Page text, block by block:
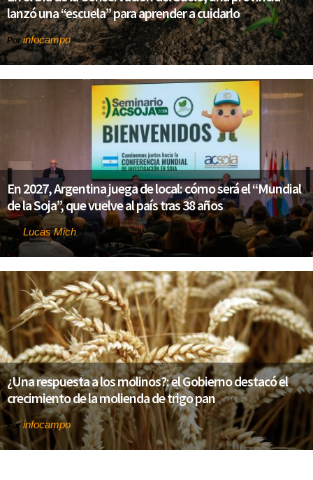
lanzó una “escuela” para aprender a cuidarlo
Por infocampo
En 2027, Argentina juega de local: cómo será el “Mundial
de la Soja”, que vuelve al país tras 38 años
Lucas Mich
¿Una respuesta a los molinos?: el Gobierno destacó el
crecimiento de la molienda de trigo pan
Por infocampo